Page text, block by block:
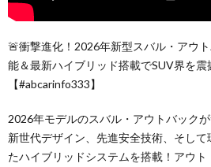
🚨衝撃進化！2026年新型スバル・アウ
能＆最新ハイブリッド搭載でSUV界を震
【#abcarinfo333】
2026年モデルのスバル・アウトバックが
新世代デザイン、先進安全技術、そし
たハイブリッドシステムを搭載！アウ